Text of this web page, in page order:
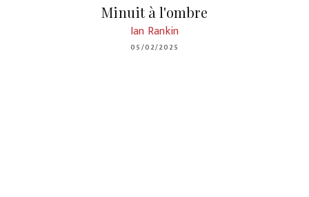
Minuit à l'ombre
Ian Rankin
05/02/2025